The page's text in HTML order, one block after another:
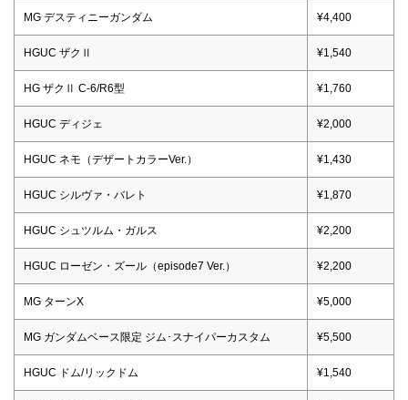
MG デスティニーガンダム ¥4,400
HGUC ザクⅡ ¥1,540
HG ザクⅡ C-6/R6型 ¥1,760
HGUC ディジェ ¥2,000
HGUC ネモ（デザートカラーVer.） ¥1,430
HGUC シルヴァ・バレト ¥1,870
HGUC シュツルム・ガルス ¥2,200
HGUC ローゼン・ズール（episode7 Ver.） ¥2,200
MG ターンX ¥5,000
MG ガンダムベース限定 ジム･スナイパーカスタム ¥5,500
HGUC ドム/リックドム ¥1,540